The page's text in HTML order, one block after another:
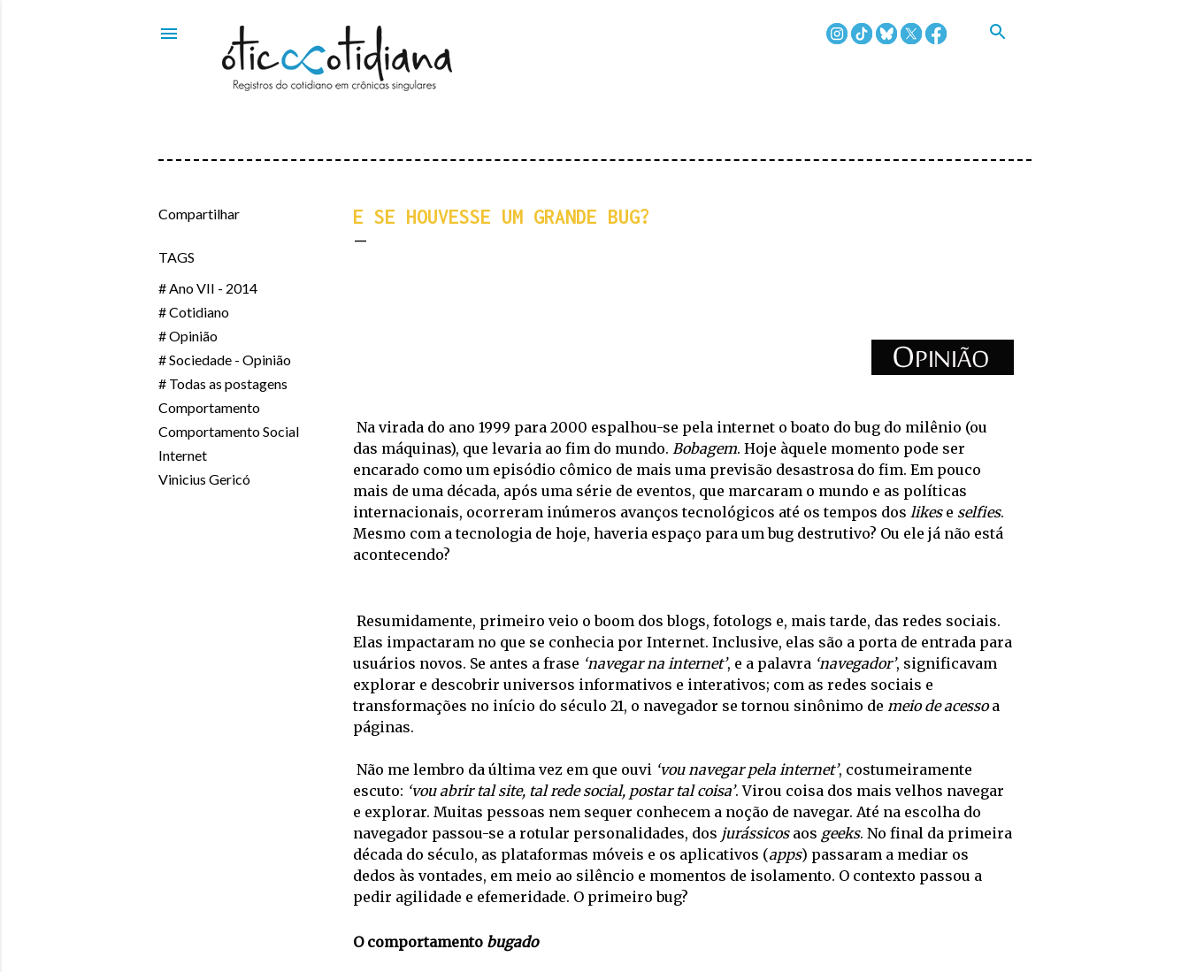
Compartilhar
TAGS
# Ano VII - 2014
# Cotidiano
# Opinião
# Sociedade - Opinião
# Todas as postagens
Comportamento
Comportamento Social
Internet
Vinicius Gericó
E SE HOUVESSE UM GRANDE BUG?
Na virada do ano 1999 para 2000 espalhou-se pela internet o boato do bug do milênio (ou
das máquinas), que levaria ao fim do mundo. Bobagem. Hoje àquele momento pode ser
encarado como um episódio cômico de mais uma previsão desastrosa do fim. Em pouco
mais de uma década, após uma série de eventos, que marcaram o mundo e as políticas
internacionais, ocorreram inúmeros avanços tecnológicos até os tempos dos likes e selfies.
Mesmo com a tecnologia de hoje, haveria espaço para um bug destrutivo? Ou ele já não está
acontecendo?
Resumidamente, primeiro veio o boom dos blogs, fotologs e, mais tarde, das redes sociais.
Elas impactaram no que se conhecia por Internet. Inclusive, elas são a porta de entrada para
usuários novos. Se antes a frase ‘navegar na internet’, e a palavra ‘navegador’, significavam
explorar e descobrir universos informativos e interativos; com as redes sociais e
transformações no início do século 21, o navegador se tornou sinônimo de meio de acesso a
páginas.
Não me lembro da última vez em que ouvi ‘vou navegar pela internet’, costumeiramente
escuto: ‘vou abrir tal site, tal rede social, postar tal coisa’. Virou coisa dos mais velhos navegar
e explorar. Muitas pessoas nem sequer conhecem a noção de navegar. Até na escolha do
navegador passou-se a rotular personalidades, dos jurássicos aos geeks. No final da primeira
década do século, as plataformas móveis e os aplicativos (apps) passaram a mediar os
dedos às vontades, em meio ao silêncio e momentos de isolamento. O contexto passou a
pedir agilidade e efemeridade. O primeiro bug?
O comportamento bugado